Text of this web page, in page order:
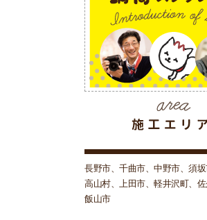
長野市、千曲市、中野市、須
高山村、上田市、軽井沢町、
飯山市